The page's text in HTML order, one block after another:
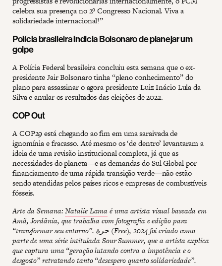
celebra sua presença no 2º Congresso Nacional. Viva a
solidariedade internacional!”
Polícia brasileira indicia Bolsonaro de planejar um
golpe
A Polícia Federal brasileira concluiu esta semana que o ex-
presidente Jair Bolsonaro tinha “pleno conhecimento” do
plano para assassinar o agora presidente Luiz Inácio Lula da
Silva e anular os resultados das eleições de 2022.
COP Out
A COP29 está chegando ao fim em uma saraivada de
ignomínia e fracasso. Até mesmo os ‘de dentro’ levantaram a
ideia de uma revisão institucional completa, já que as
necessidades do planeta—e as demandas do Sul Global por
financiamento de uma rápida transição verde—não estão
sendo atendidas pelos países ricos e empresas de combustíveis
fósseis.
Arte da Semana:Natalie Lama é uma artista visual baseada em
Amã, Jordânia, que trabalha com fotografia e edição para
“transformar seu entorno”. حرة (Free), 2024 foi criado como
parte de uma série intitulada Sour Summer, que a artista explica
que captura uma “geração lutando contra a impotência e o
desgosto” retratando tanto “desespero quanto solidariedade”.